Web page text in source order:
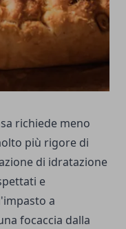
richiede meno
più rigore di
di idratazione
e
a
focaccia dalla